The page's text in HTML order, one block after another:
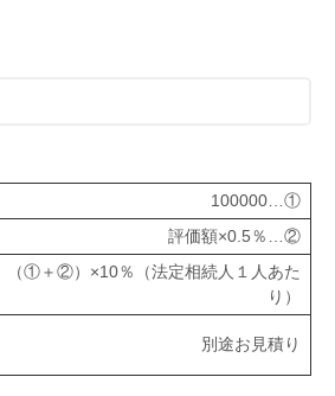
100000…①
評価額×0.5％…②
（①＋②）×10％（法定相続人１人あた
り）
別途お見積り